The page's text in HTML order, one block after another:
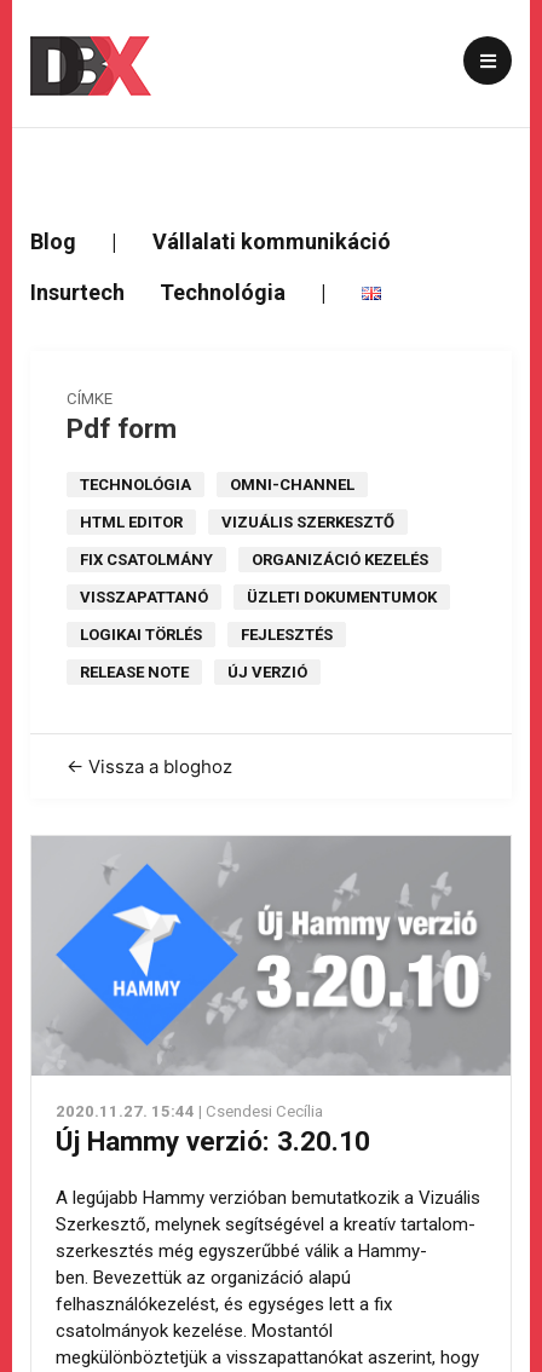
Blog |
Vállalati kommunikáció
Insurtech
Technológia |
CÍMKE
Pdf form
TECHNOLÓGIA OMNI-CHANNEL
HTML EDITOR VIZUÁLIS SZERKESZTŐ
FIX CSATOLMÁNY ORGANIZÁCIÓ KEZELÉS
VISSZAPATTANÓ ÜZLETI DOKUMENTUMOK
LOGIKAI TÖRLÉS FEJLESZTÉS
RELEASE NOTE ÚJ VERZIÓ
← Vissza a bloghoz
2020.11.27. 15:44 | Csendesi Cecília
Új Hammy verzió: 3.20.10
A legújabb Hammy verzióban bemutatkozik a Vizuális
Szerkesztő, melynek segítségével a kreatív tartalom-
szerkesztés még egyszerűbbé válik a Hammy-
ben. Bevezettük az organizáció alapú
felhasználókezelést, és egységes lett a fix
csatolmányok kezelése. Mostantól
megkülönböztetjük a visszapattanókat aszerint, hogy